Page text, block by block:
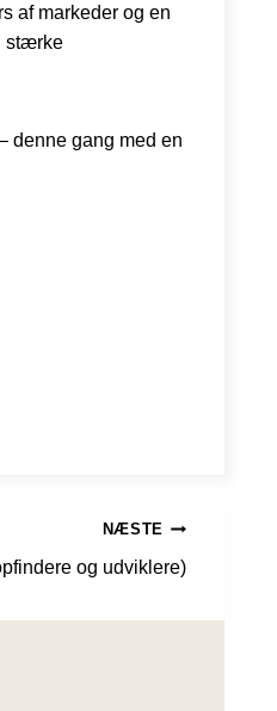
af markeder og en
stærke
denne gang med en
NÆSTE
og udviklere)